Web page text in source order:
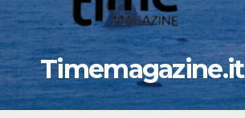
Timemagazine.it